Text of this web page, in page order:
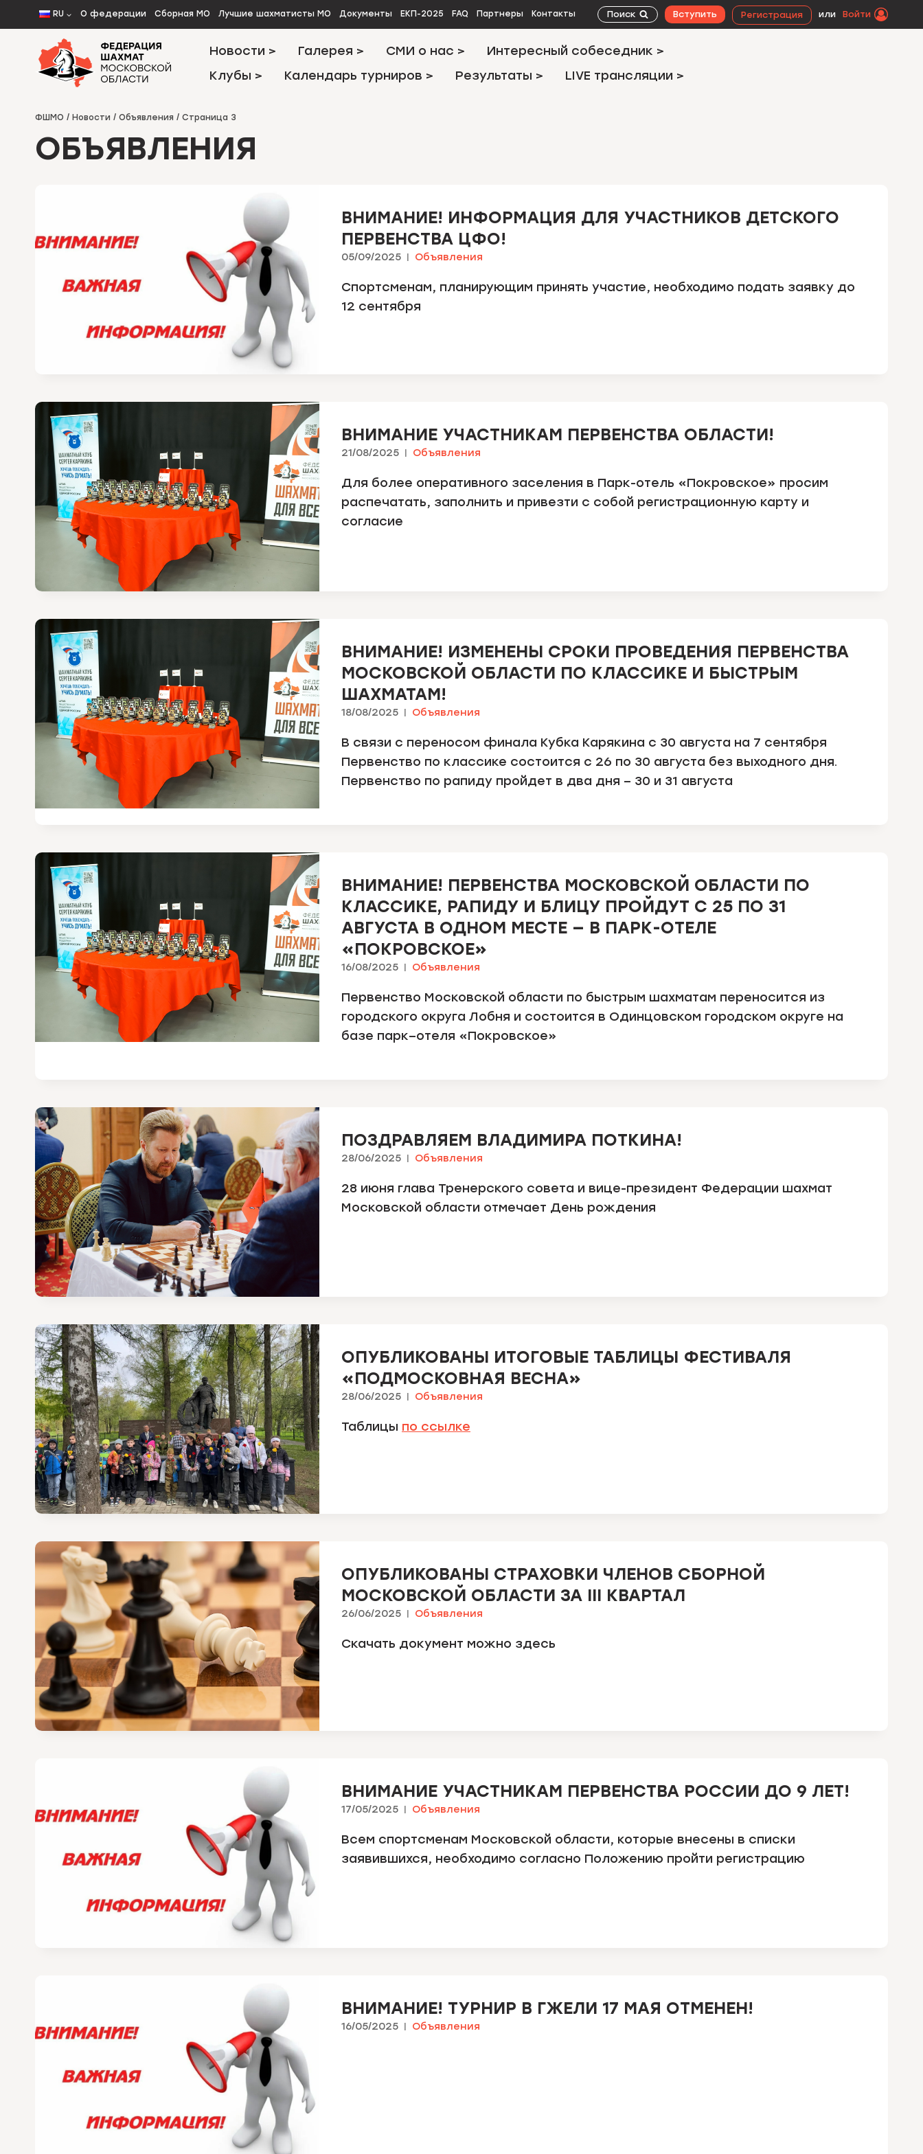
Перейти
к
содержимому
RU О федерации Сборная МО Лучшие шахматисты МО Документы ЕКП-2025 FAQ Партнеры Контакты Поиск Вступить Регистрация или Войти
Новости > Галерея > СМИ о нас >
Интересный собеседник >
Клубы >
Календарь турниров > Результаты > LIVE трансляции >
ФШМО / Новости / Объявления / Страница 3
ОБЪЯВЛЕНИЯ
ВНИМАНИЕ! ИНФОРМАЦИЯ ДЛЯ УЧАСТНИКОВ ДЕТСКОГО
ПЕРВЕНСТВА ЦФО!
05/09/2025 Объявления
Спортсменам, планирующим принять участие, необходимо подать заявку до
12 сентября
ВНИМАНИЕ УЧАСТНИКАМ ПЕРВЕНСТВА ОБЛАСТИ!
21/08/2025 Объявления
Для более оперативного заселения в Парк-отель «Покровское» просим
распечатать, заполнить и привезти с собой регистрационную карту и
согласие
ВНИМАНИЕ! ИЗМЕНЕНЫ СРОКИ ПРОВЕДЕНИЯ ПЕРВЕНСТВА
МОСКОВСКОЙ ОБЛАСТИ ПО КЛАССИКЕ И БЫСТРЫМ
ШАХМАТАМ!
18/08/2025 Объявления
В связи с переносом финала Кубка Карякина с 30 августа на 7 сентября
Первенство по классике состоится с 26 по 30 августа без выходного дня.
Первенство по рапиду пройдет в два дня – 30 и 31 августа
ВНИМАНИЕ! ПЕРВЕНСТВА МОСКОВСКОЙ ОБЛАСТИ ПО
КЛАССИКЕ, РАПИДУ И БЛИЦУ ПРОЙДУТ С 25 ПО 31
АВГУСТА В ОДНОМ МЕСТЕ — В ПАРК-ОТЕЛЕ
«ПОКРОВСКОЕ»
16/08/2025 Объявления
Первенство Московской области по быстрым шахматам переносится из
городского округа Лобня и состоится в Одинцовском городском округе на
базе парк–отеля «Покровское»
ПОЗДРАВЛЯЕМ ВЛАДИМИРА ПОТКИНА!
28/06/2025 Объявления
28 июня глава Тренерского совета и вице-президент Федерации шахмат
Московской области отмечает День рождения
ОПУБЛИКОВАНЫ ИТОГОВЫЕ ТАБЛИЦЫ ФЕСТИВАЛЯ
«ПОДМОСКОВНАЯ ВЕСНА»
28/06/2025 Объявления
Таблицы по ссылке
ОПУБЛИКОВАНЫ СТРАХОВКИ ЧЛЕНОВ СБОРНОЙ
МОСКОВСКОЙ ОБЛАСТИ ЗА III КВАРТАЛ
26/06/2025 Объявления
Скачать документ можно здесь
ВНИМАНИЕ УЧАСТНИКАМ ПЕРВЕНСТВА РОССИИ ДО 9 ЛЕТ!
17/05/2025 Объявления
Всем спортсменам Московской области, которые внесены в списки
заявившихся, необходимо согласно Положению пройти регистрацию
ВНИМАНИЕ! ТУРНИР В ГЖЕЛИ 17 МАЯ ОТМЕНЕН!
16/05/2025 Объявления